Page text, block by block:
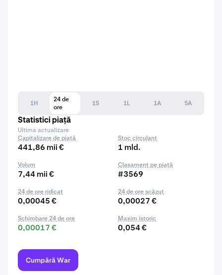
1H
24 de
ore
1S 1L 1A 5A
Statistici piață
Ultima actualizare
Capitalizare de piață
441,86 mii €
Stoc circulant
1 mld.
Volum
7,44 mii €
Clasament pe piață
#3569
24 de ore ridicat
0,00045 €
24 de ore scăzut
0,00027 €
Schimbare 24 de ore
0,00017 €
Maxim istoric
0,054 €
Cumpără War